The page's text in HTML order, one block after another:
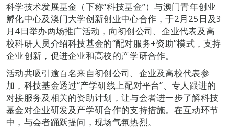
科学技术发展基金（下称“科技基金”）与澳门青年创业
孵化中心及澳门大学创新创业中心合作，于2月25日及3
月4日举办两场推广活动，向初创公司、企业代表及高
校科研人员介绍科技基金的“配对服务+资助”模式，支持
企业创新，促进企业和高校的产学研合作。
活动共吸引逾百名来自初创公司、企业及高校代表参
加，科技基金透过“产学研线上配对平台”、专人跟进的
对接服务及相关的资助计划，让与会者进一步了解科技
基金对企业研发及产学研合作的支持措施。在互动环节
中，与会者踊跃提问，现场气氛热烈。